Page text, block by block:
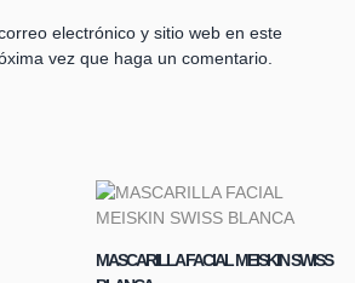
electrónico y sitio web en este
vez que haga un comentario.
MASCARILLA FACIAL MEISKIN SWISS